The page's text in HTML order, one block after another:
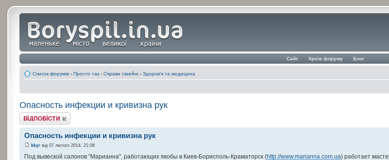
Сайт ‹ Архів форуму ‹ Блог
Список форумів ‹ Просто так ‹ Справи сімейні ‹ Здоров'я та медицина
Опасность инфекции и кривизна рук
Відповісти
Опасность инфекции и кривизна рук
kkyr від 07 лютого 2014, 21:08
Под вывеской салонов "Марианна", работающих якобы в Киев-Борисполь-Краматорск (http://www.marianna.com.ua) работает